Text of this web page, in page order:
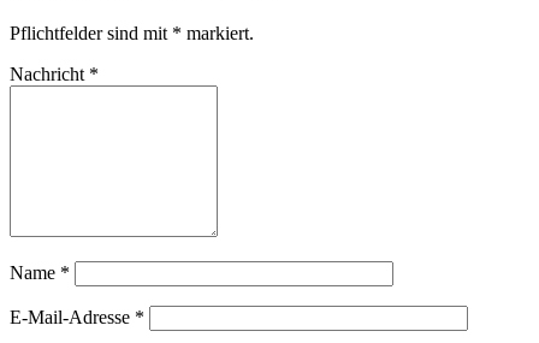
Pflichtfelder sind mit * markiert.
Nachricht *
Name *
E-Mail-Adresse *